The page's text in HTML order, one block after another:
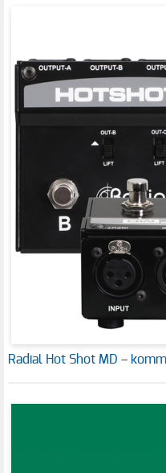
Radial Hot Shot MD –